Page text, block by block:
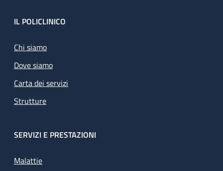
Footer
IL POLICLINICO
Chi siamo
Dove siamo
Carta dei servizi
Strutture
SERVIZI E PRESTAZIONI
Malattie